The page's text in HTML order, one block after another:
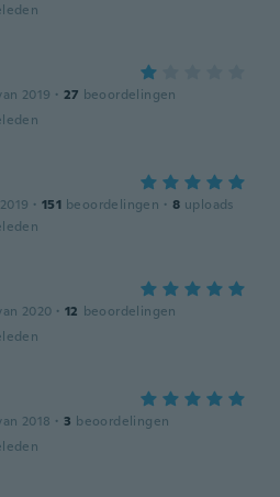
2019 · 27 beoordelingen
· 151 beoordelingen · 8 uploads
2020 · 12 beoordelingen
2018 · 3 beoordelingen